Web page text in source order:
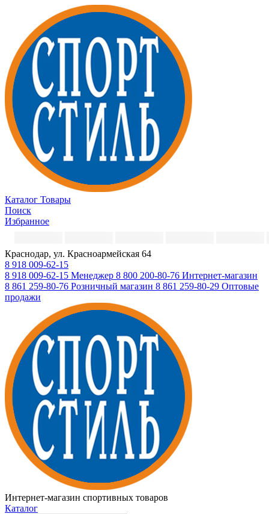
Каталог Товары
Поиск
Избранное
Краснодар, ул. Красноармейская 64
8 918 009-62-15
8 918 009-62-15 Менеджер 8 800 200-80-76 Интернет-магазин
8 861 259-80-76 Розничный магазин 8 861 259-80-29 Оптовые
продажи
Интернет-магазин спортивных товаров
Каталог